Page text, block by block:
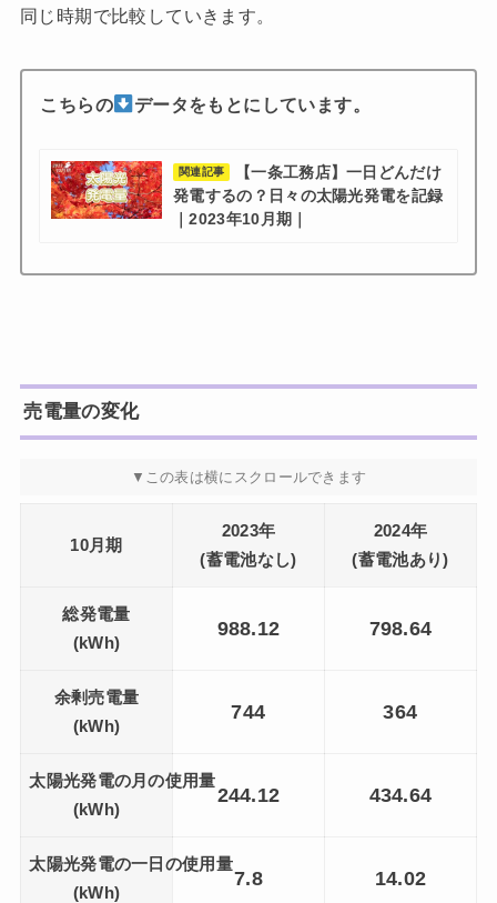
同じ時期で比較していきます。
こちらの データをもとにしています。
関連記事
【一条工務店】一日どんだけ
発電するの？日々の太陽光発電を記録
｜2023年10月期｜
売電量の変化
10月期
2023年
(蓄電池なし)
2024年
(蓄電池あり)
総発電量
(kWh)
988.12 798.64
余剰売電量
(kWh)
744 364
太陽光発電の月の使用量
(kWh)
244.12 434.64
太陽光発電の一日の使用量
(kWh)
7.8 14.02